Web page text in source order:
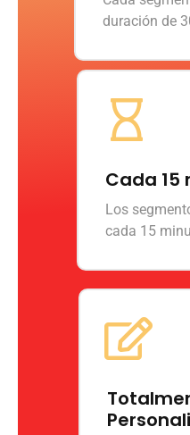
duración de
Cada 15
Los
cada 15